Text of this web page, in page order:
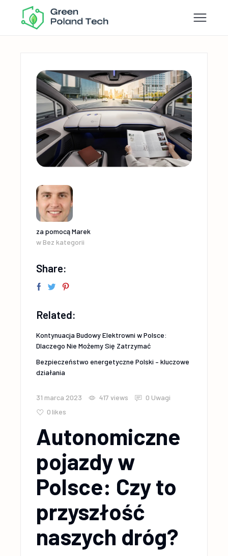
za pomocąMarek
w Bez kategorii
Share:
Related:
Kontynuacja Budowy Elektrowni w Polsce:
Dlaczego Nie Możemy Się Zatrzymać
Bezpieczeństwo energetyczne Polski – kluczowe
działania
31 marca 2023 417views
0 Uwagi
0 likes
Autonomiczne
pojazdy w
Polsce: Czy to
przyszłość
naszych dróg?